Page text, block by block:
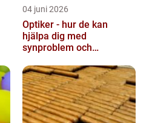
04 juni 2026
Optiker - hur de kan
hjälpa dig med
synproblem och